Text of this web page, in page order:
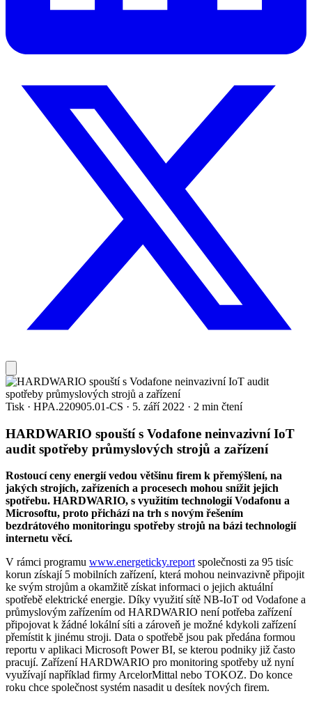
Tisk · HPA.220905.01-CS · 5. září 2022 · 2 min čtení
HARDWARIO spouští s Vodafone neinvazivní IoT
audit spotřeby průmyslových strojů a zařízení
Rostoucí ceny energií vedou většinu firem k přemýšlení, na
jakých strojích, zařízeních a procesech mohou snížit jejich
spotřebu. HARDWARIO, s využitím technologií Vodafonu a
Microsoftu, proto přichází na trh s novým řešením
bezdrátového monitoringu spotřeby strojů na bázi technologií
internetu věcí.
V rámci programu www.energeticky.report společnosti za 95 tisíc
korun získají 5 mobilních zařízení, která mohou neinvazivně připojit
ke svým strojům a okamžitě získat informaci o jejich aktuální
spotřebě elektrické energie. Díky využití sítě NB-IoT od Vodafone a
průmyslovým zařízením od HARDWARIO není potřeba zařízení
připojovat k žádné lokální síti a zároveň je možné kdykoli zařízení
přemístit k jinému stroji. Data o spotřebě jsou pak předána formou
reportu v aplikaci Microsoft Power BI, se kterou podniky již často
pracují. Zařízení HARDWARIO pro monitoring spotřeby už nyní
využívají například firmy ArcelorMittal nebo TOKOZ. Do konce
roku chce společnost systém nasadit u desítek nových firem.